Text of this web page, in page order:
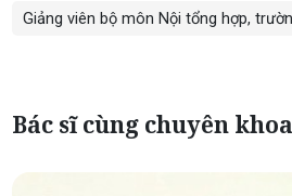
Giảng viên bộ môn Nội tổng hợp,
Bác sĩ cùng chuyên khoa